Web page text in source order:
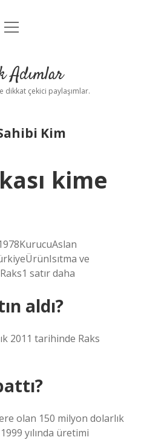
Uyarı
menüyü
Adımlar
dikkat çekici paylaşımlar.
Kim
kime
ve
satır daha
aldı?
2011 tarihinde Raks
olan 150 milyon dolarlık
yılında üretimi